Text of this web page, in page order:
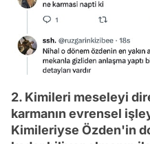
2. Kimileri meseleyi
karmanın evrensel
Kimileriyse Özden'in